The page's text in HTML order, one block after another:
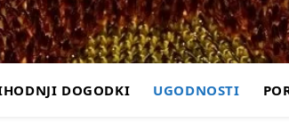
DOGODKI UGODNOSTI